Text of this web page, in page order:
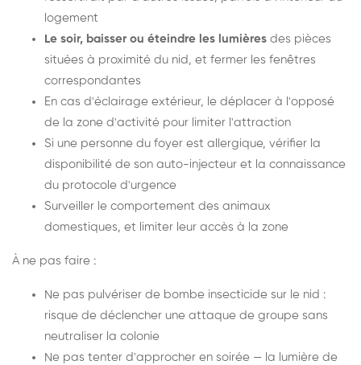
logement
Le soir, baisser ou éteindre les lumières des pièces
situées à proximité du nid, et fermer les fenêtres
correspondantes
En cas d'éclairage extérieur, le déplacer à l'opposé
de la zone d'activité pour limiter l'attraction
Si une personne du foyer est allergique, vérifier la
disponibilité de son auto-injecteur et la connaissance
du protocole d'urgence
Surveiller le comportement des animaux
domestiques, et limiter leur accès à la zone
À ne pas faire :
Ne pas pulvériser de bombe insecticide sur le nid :
risque de déclencher une attaque de groupe sans
neutraliser la colonie
Ne pas tenter d'approcher en soirée — la lumière de